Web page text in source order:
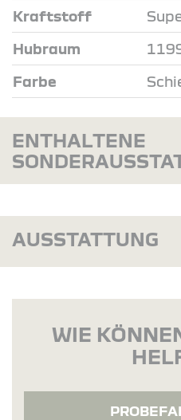
Kraftstoff
Hubraum
Farbe
ENTHALTENE
AUSSTATTUNG
WIE